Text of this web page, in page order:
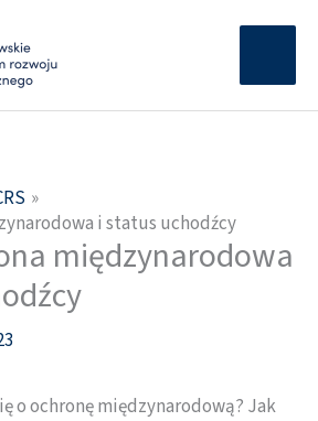
i status uchodźcy
międzynarodowa
o ochronę międzynarodową? Jak